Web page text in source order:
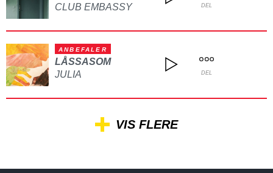
CLUB EMBASSY
DEL
ANBEFALER
LÅSSASOM
JULIA
DEL
VIS FLERE